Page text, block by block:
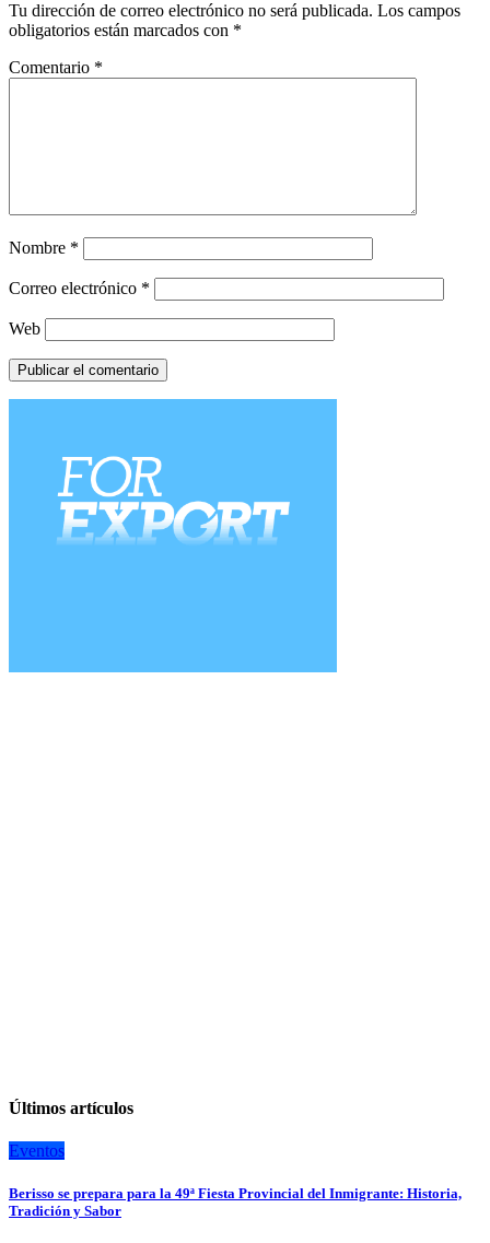
Tu dirección de correo electrónico no será publicada. Los campos
obligatorios están marcados con *
Comentario *
Nombre *
Correo electrónico *
Web
Últimos artículos
Eventos
Berisso se prepara para la 49ª Fiesta Provincial del Inmigrante: Historia,
Tradición y Sabor